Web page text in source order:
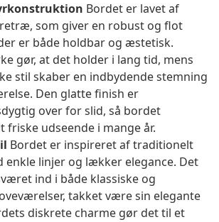
Bordet er lavet af
som giver en robust og flot
er både holdbar og æstetisk.
gør, at det holder i lang tid, mens
stil skaber en indbydende stemning
Den glatte finish er
over for slid, så bordet
friske udseende i mange år.
Bordet er inspireret af traditionelt
enkle linjer og lækker elegance. Det
ind i både klassiske og
takket være sin elegante
diskrete charme gør det til et